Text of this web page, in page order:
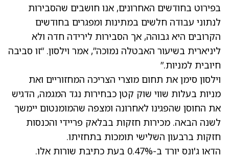
בפירוט בחודשים האחרונים, אנו חושבים שהסבירות
לנתוני עבודה חלשים במתינות ומפגרים בחודשים
הקרובים היא גבוהה, אך הסבירות לירידה חדה ולא
ליניארית בשיעור האבטלה נמוכה”, אמר וילסון. “זו סביבה
חיובית למניות.”
וילסון סימן את תחום מוצרי הצריכה המחזוריים ואת
מניות בעלות שווי שוק קטן כבחירות נגד המגמה, הדגיש
את החוסן שהפגינו לאחרונה ומצפה שהמומנטום יימשך
לשנה הבאה. מכירות חזקות בבלאק פריידי והכנסות
חזקות ברבעון השלישי תומכות בתחזיתו.
הדאו ג'ונס יורד ב-0.47% בעת כתיבת שורות אלו.